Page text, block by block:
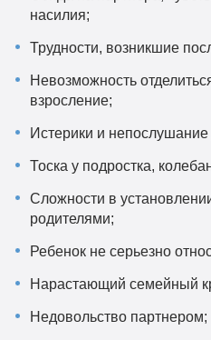
насилия;
Трудности, возникшие
Невозможность
взросление;
Истерики и непослушание
Тоска у подростка,
Сложности в
родителями;
Ребенок не серьезно
Нарастающий семейный
Недовольство партнером;